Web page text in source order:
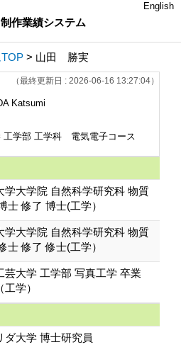
作業績システム
English
> 山田 勝実
（最終更新日 : 2026-06-16 13:27:04）
Katsumi
工学部 工学科 電気電子コース
学大学院 自然科学研究科 物質
士 修了 博士(工学）
学大学院 自然科学研究科 物質
士 修了 修士(工学）
芸大学 工学部 写真工学 卒業
学）
ダ大学 博士研究員